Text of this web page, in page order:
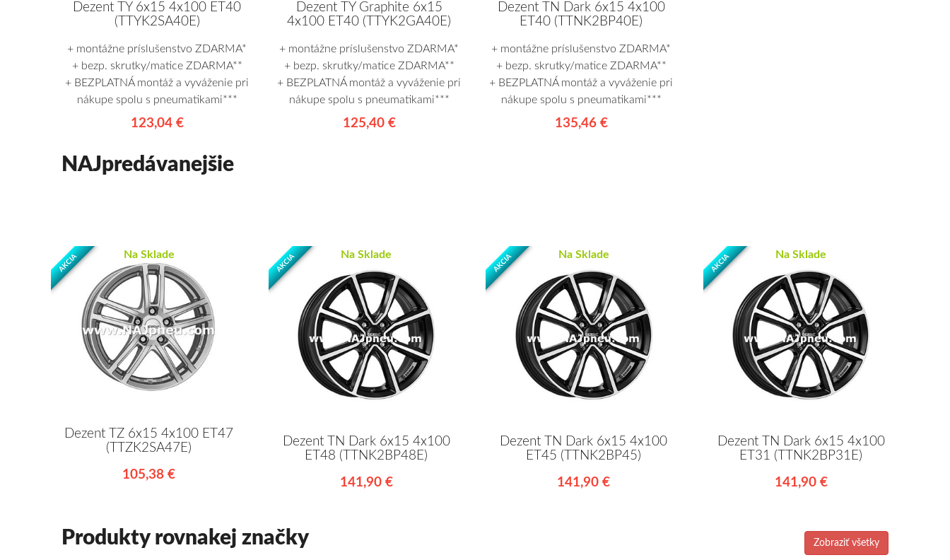
Dezent TY 6x15 4x100 ET40
(TTYK2SA40E)
+ montážne príslušenstvo ZDARMA*
+ bezp. skrutky/matice ZDARMA**
+ BEZPLATNÁ montáž a vyváženie pri
nákupe spolu s pneumatikami***
123,04 €
Dezent TY Graphite 6x15
4x100 ET40 (TTYK2GA40E)
+ montážne príslušenstvo ZDARMA*
+ bezp. skrutky/matice ZDARMA**
+ BEZPLATNÁ montáž a vyváženie pri
nákupe spolu s pneumatikami***
125,40 €
Dezent TN Dark 6x15 4x100
ET40 (TTNK2BP40E)
+ montážne príslušenstvo ZDARMA*
+ bezp. skrutky/matice ZDARMA**
+ BEZPLATNÁ montáž a vyváženie pri
nákupe spolu s pneumatikami***
135,46 €
NAJpredávanejšie
AKCIA Na Sklade
Dezent TZ 6x15 4x100 ET47
(TTZK2SA47E)
105,38 €
AKCIA Na Sklade
Dezent TN Dark 6x15 4x100
ET48 (TTNK2BP48E)
141,90 €
AKCIA Na Sklade
Dezent TN Dark 6x15 4x100
ET45 (TTNK2BP45)
141,90 €
AKCIA Na Sklade
Dezent TN Dark 6x15 4x100
ET31 (TTNK2BP31E)
141,90 €
Produkty rovnakej značky Zobraziť všetky